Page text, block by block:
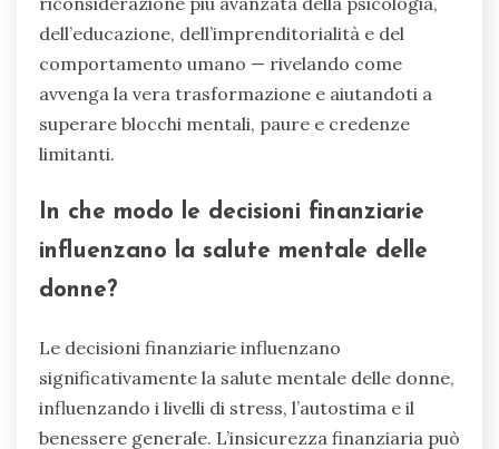
dell’educazione, dell’imprenditorialità e del
comportamento umano — rivelando come
avvenga la vera trasformazione e aiutandoti a
superare blocchi mentali, paure e credenze
limitanti.
In che modo le decisioni finanziarie
influenzano la salute mentale delle
donne?
Le decisioni finanziarie influenzano
significativamente la salute mentale delle donne,
influenzando i livelli di stress, l’autostima e il
benessere generale. L’insicurezza finanziaria può